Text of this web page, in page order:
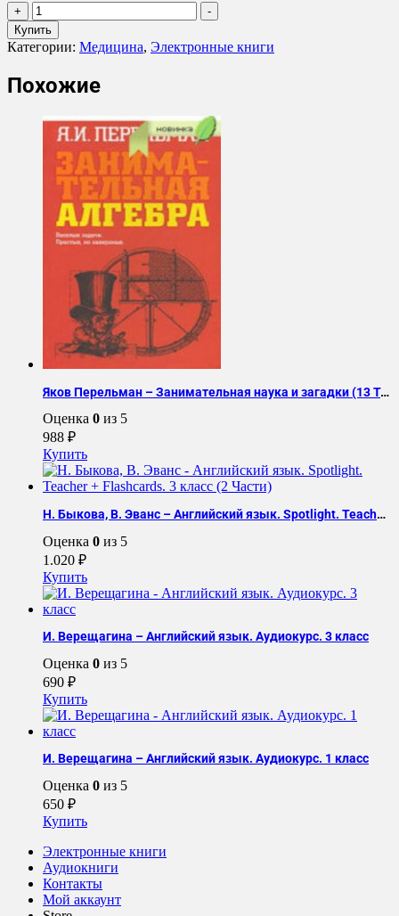
+
Количество
товара
Sandy
Fritz
Sports
Exercise
Massage
-
Купить
Категории: Медицина, Электронные книги
Похожие
Яков Перельман – Занимательная наука и загадки (13 Томов)
Оценка 0 из 5
988 ₽
Купить
Н. Быкова, В. Эванс – Английский язык. Spotlight. Teacher + Flashcards. 3 класс (2 Части)
Оценка 0 из 5
1.020 ₽
Купить
И. Верещагина – Английский язык. Аудиокурс. 3 класс
Оценка 0 из 5
690 ₽
Купить
И. Верещагина – Английский язык. Аудиокурс. 1 класс
Оценка 0 из 5
650 ₽
Купить
Электронные книги
Аудиокниги
Контакты
Мой аккаунт